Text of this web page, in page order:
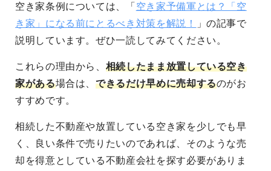
空き家条例については、「 空き家予備軍とは？「空
き家」になる前にとるべき対策を解説！
」の記事で
説明しています。ぜひ一読してみてください。
これらの理由から、 相続したまま放置している空き
家がある場合は、できるだけ早めに売却するのがお
すすめです。
相続した不動産や放置している空き家を少しでも早
く、良い条件で売りたいのであれば、そのような売
却を得意としている不動産会社を探す必要がありま